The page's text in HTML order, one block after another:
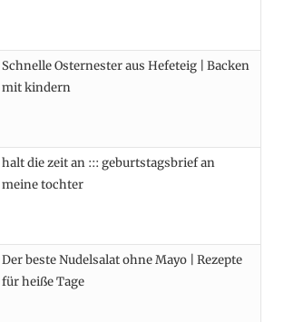
k
e
a
s
Schnelle Osternester aus Hefeteig | Backen
mit kindern
halt die zeit an ::: geburtstagsbrief an
meine tochter
Der beste Nudelsalat ohne Mayo | Rezepte
für heiße Tage